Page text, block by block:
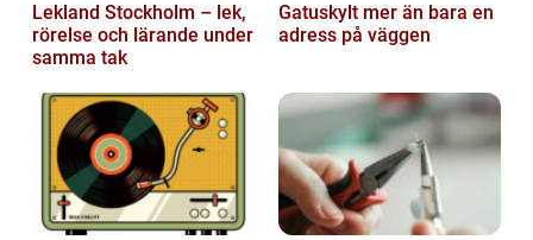
Lekland Stockholm – lek,
rörelse och lärande under
samma tak
Gatuskylt mer än bara en
adress på väggen